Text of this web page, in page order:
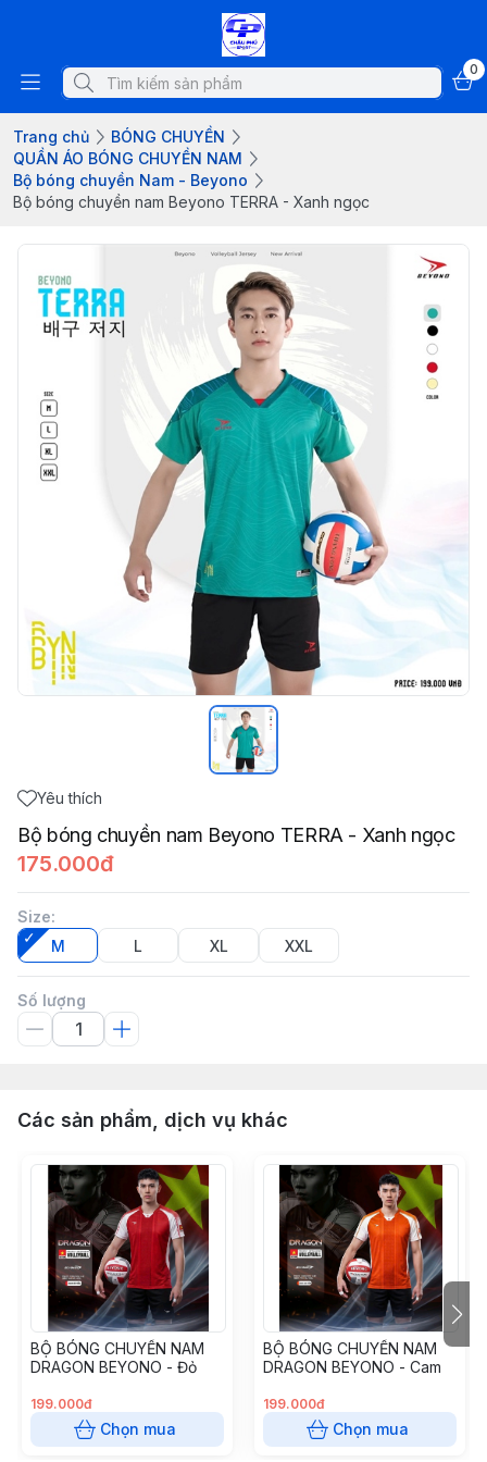
0
Trang chủ
BÓNG CHUYỀN
QUẦN ÁO BÓNG CHUYỀN NAM
Bộ bóng chuyền Nam - Beyono
Bộ bóng chuyền nam Beyono TERRA - Xanh ngọc
Yêu thích
Bộ bóng chuyền nam Beyono TERRA - Xanh ngọc
175.000đ
Size:
M
L XL XXL
Số lượng
Các sản phẩm, dịch vụ khác
BỘ BÓNG CHUYỀN NAM
DRAGON BEYONO - Đỏ
199.000đ
Chọn mua
BỘ BÓNG CHUYỀN NAM
DRAGON BEYONO - Cam
199.000đ
Chọn mua